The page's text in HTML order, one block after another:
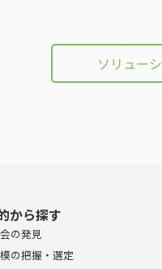
ソリュー
から探す
の発見
の把握・選定